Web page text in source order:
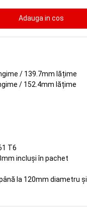
/ 139.7mm lățime
/ 152.4mm lățime
T6
incluși în pachet
la 120mm diametru